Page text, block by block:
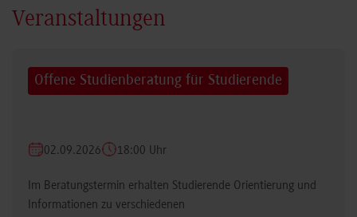
Veranstaltungen
Offene Studienberatung für Studierende
02.09.2026 18:00 Uhr
Im Beratungstermin erhalten Studierende Orientierung und
Informationen zu verschiedenen